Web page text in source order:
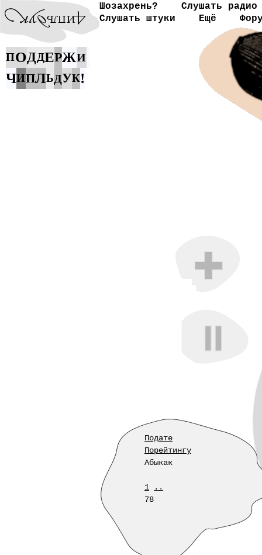
Шозахрень?
Слушать радио
Слушать штуки
Ещё
ПОДДЕРЖИ
ЧИПЛЬДУК!
Подате
Порейтингу
Абыкак
1
..
78